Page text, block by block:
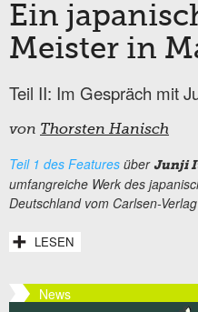
Ein
Meister in
Teil II: Im Gespräch mit
von Thorsten Hanisch
Teil 1 des Features überJunji
umfangreiche Werk des
Deutschland vom Carlsen-
LESEN
News